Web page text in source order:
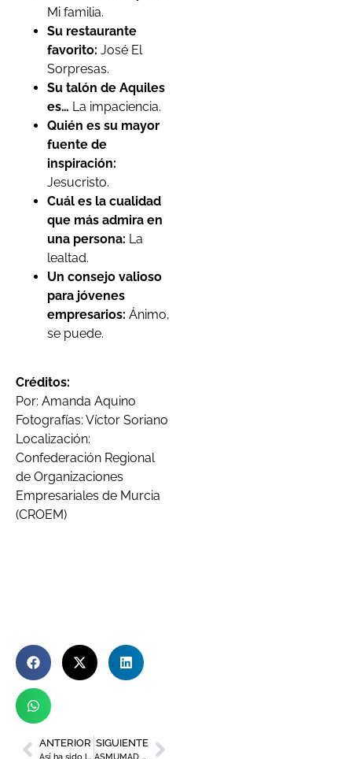
Mi familia.
Su restaurante
favorito: José El
Sorpresas.
Su talón de Aquiles
es… La impaciencia.
Quién es su mayor
fuente de
inspiración:
Jesucristo.
Cuál es la cualidad
que más admira en
una persona: La
lealtad.
Un consejo valioso
para jóvenes
empresarios: Ánimo,
se puede.
Créditos:
Por: Amanda Aquino
Fotografías: Víctor Soriano
Localización:
Confederación Regional
de Organizaciones
Empresariales de Murcia
(CROEM)
ANTERIOR
Así ha sido la IV edición del Foro Avanza
SIGUIENTE
ASMUMAD reúne a la élite empresarial murciana de Madrid en su cuarto aniversario